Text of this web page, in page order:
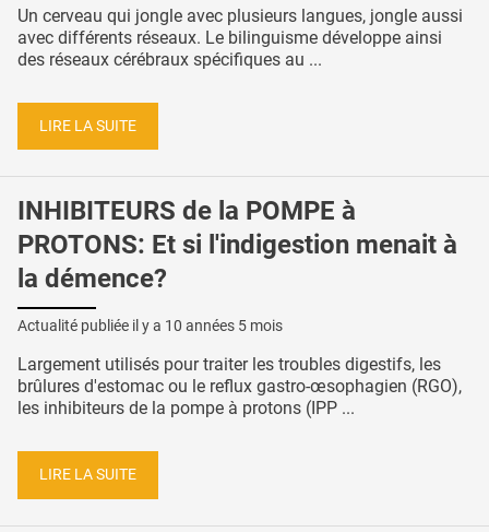
Un cerveau qui jongle avec plusieurs langues, jongle aussi
avec différents réseaux. Le bilinguisme développe ainsi
des réseaux cérébraux spécifiques au ...
LIRE LA SUITE
INHIBITEURS de la POMPE à
PROTONS: Et si l'indigestion menait à
la démence?
Actualité publiée il y a 10 années 5 mois
Largement utilisés pour traiter les troubles digestifs, les
brûlures d'estomac ou le reflux gastro-œsophagien (RGO),
les inhibiteurs de la pompe à protons (IPP ...
LIRE LA SUITE